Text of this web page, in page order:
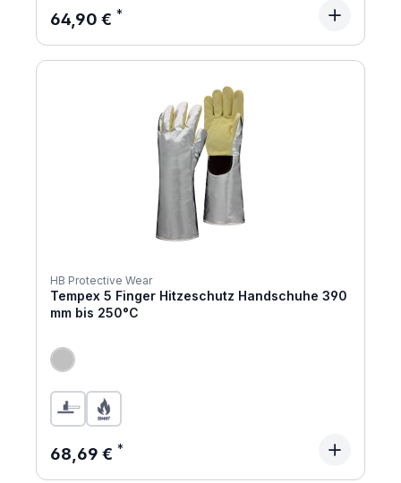
Regulärer Preis:
64,90 €
HB Protective Wear
Tempex 5 Finger Hitzeschutz Handschuhe 390
mm bis 250°C
Regulärer Preis:
68,69 €